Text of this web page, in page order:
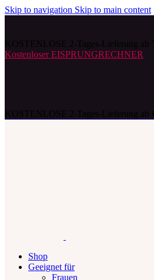
Skip to navigation Skip to main content
Kostenloser EISPRUNGRECHNER
Shop
Geeignet für
Frauen